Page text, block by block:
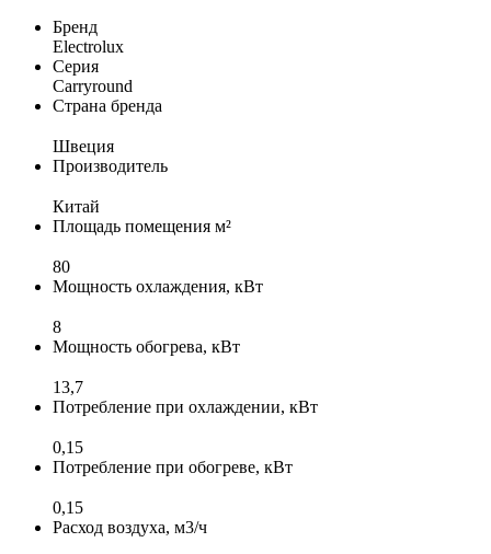
Бренд
Electrolux
Серия
Carryround
Страна бренда
Швеция
Производитель
Китай
Площадь помещения м²
80
Мощность охлаждения, кВт
8
Мощность обогрева, кВт
13,7
Потребление при охлаждении, кВт
0,15
Потребление при обогреве, кВт
0,15
Расход воздуха, м3/ч